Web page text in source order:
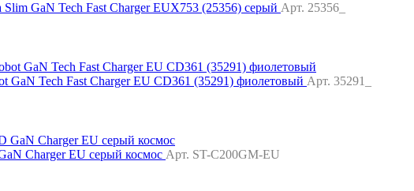
GaN Tech Fast Charger EUX753 (25356) серый Арт. 25356_
GaN Tech Fast Charger EU CD361 (35291) фиолетовый Арт. 35291_
Charger EU серый космос Арт. ST-C200GM-EU